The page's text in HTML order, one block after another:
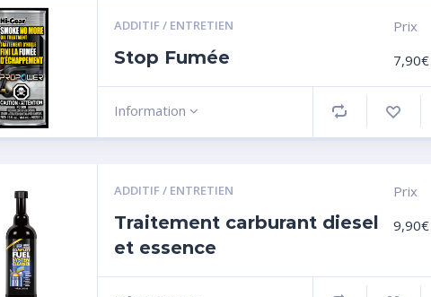
ADDITIF / ENTRETIEN
Stop Fumée
Prix
7,90€
Information
ADDITIF / ENTRETIEN
Traitement carburant diesel
et essence
Prix
9,90€